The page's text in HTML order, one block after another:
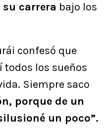
carrera bajo los
confesó que
todos los sueños
Siempre saco
porque de un
un poco”.